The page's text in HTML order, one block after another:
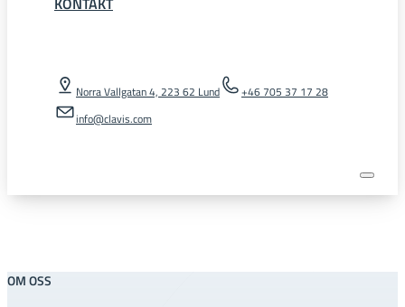
Norra Vallgatan 4, 223 62 Lund
+46 705 37 17 28
info@clavis.com
OM OSS